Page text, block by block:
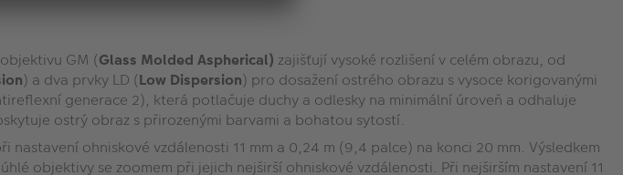
GM (Glass Molded Aspherical) zajišťují vysoké rozlišení v celém obrazu, od
) a dva prvky LD (Low Dispersion) pro dosažení ostrého obrazu s vysoce korigovanými
generace 2), která potlačuje duchy a odlesky na minimální úroveň a odhaluje
ostrý obraz s přirozenými barvami a bohatou sytostí.
ohniskové vzdálenosti 11 mm a 0,24 m (9,4 palce) na konci 20 mm. Výsledkem
objektivy se zoomem při jejich nejširší ohniskové vzdálenosti. Při nejširším nastavení 11